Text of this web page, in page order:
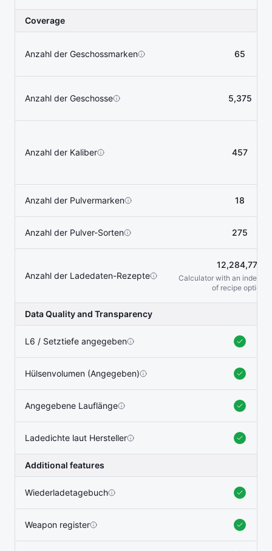
Coverage
Anzahl der Geschossmarken 65
Anzahl der Geschosse 5,375
Anzahl der Kaliber 457
Anzahl der Pulvermarken 18
Anzahl der Pulver-Sorten 275
Anzahl der Ladedaten-Rezepte
12,284,779
Calculator with an
of recipe options
Data Quality and Transparency
L6 / Setztiefe angegeben
Hülsenvolumen (Angegeben)
Angegebene Lauflänge
Ladedichte laut Hersteller
Additional features
Wiederladetagebuch
Weapon register